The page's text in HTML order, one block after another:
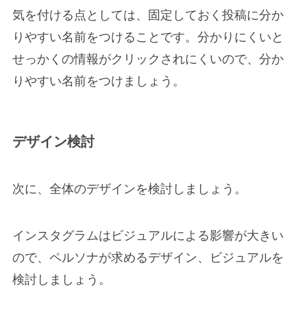
気を付ける点としては、固定しておく投稿に分か
りやすい名前をつけることです。分かりにくいと
せっかくの情報がクリックされにくいので、分か
りやすい名前をつけましょう。
デザイン検討
次に、全体のデザインを検討しましょう。
インスタグラムはビジュアルによる影響が大きい
ので、ペルソナが求めるデザイン、ビジュアルを
検討しましょう。